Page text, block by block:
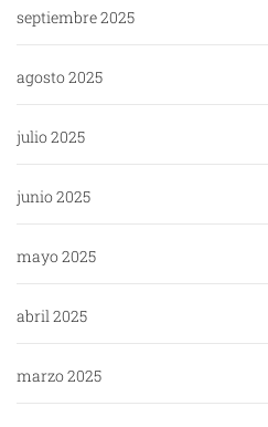
septiembre 2025
agosto 2025
julio 2025
junio 2025
mayo 2025
abril 2025
marzo 2025